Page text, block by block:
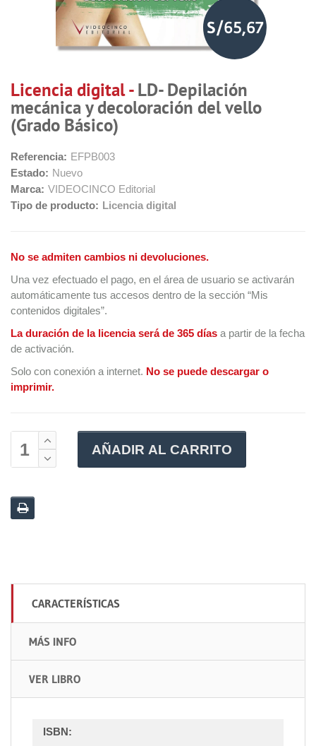
S/65,67
Licencia digital -LD- Depilación
mecánica y decoloración del vello
(Grado Básico)
Referencia: EFPB003
Estado: Nuevo
Marca: VIDEOCINCO Editorial
Tipo de producto: Licencia digital
No se admiten cambios ni devoluciones.
Una vez efectuado el pago, en el área de usuario se activarán
automáticamente tus accesos dentro de la sección “Mis
contenidos digitales”.
La duración de la licencia será de 365 días a partir de la fecha
de activación.
Solo con conexión a internet. No se puede descargar o
imprimir.
AÑADIR AL CARRITO
CARACTERÍSTICAS
MÁS INFO
VER LIBRO
ISBN: